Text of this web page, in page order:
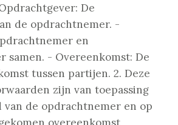
De
de opdrachtnemer. -
en
samen. - Overeenkomst: De
tussen partijen. 2. Deze
zijn van toepassing
van de opdrachtnemer en op